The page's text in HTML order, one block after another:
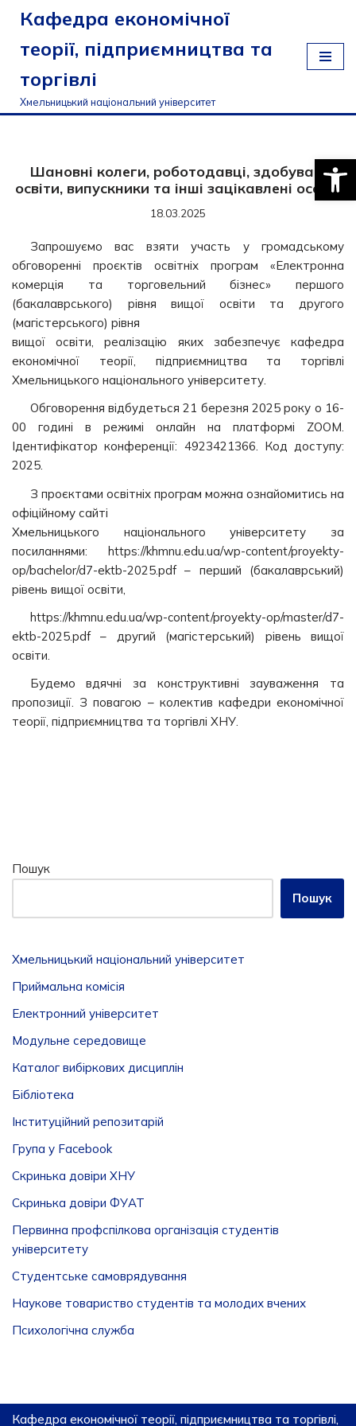
Перейти
вмісту
Кафедра економічної
теорії, підприємництва та
торгівлі
Хмельницький національний університет
Шановні колеги, роботодавці, здобувачі
освіти, випускники та інші зацікавлені особи!
18.03.2025
Запрошуємо вас взяти участь у громадському
обговоренні проєктів освітніх програм «Електронна
комерція та торговельний бізнес» першого
(бакалаврського) рівня вищої освіти та другого
(магістерського) рівня
вищої освіти, реалізацію яких забезпечує кафедра
економічної теорії, підприємництва та торгівлі
Хмельницького національного університету.
Обговорення відбудеться 21 березня 2025 року о 16-
00 годині в режимі онлайн на платформі ZOOM.
Ідентифікатор конференції: 4923421366. Код доступу:
2025.
З проєктами освітніх програм можна ознайомитись на
офіційному сайті
Хмельницького національного університету за
посиланнями: https://khmnu.edu.ua/wp-content/proyekty-
op/bachelor/d7-ektb-2025.pdf – перший (бакалаврський)
рівень вищої освіти,
https://khmnu.edu.ua/wp-content/proyekty-op/master/d7-
ektb-2025.pdf – другий (магістерський) рівень вищої
освіти.
Будемо вдячні за конструктивні зауваження та
пропозиції. З повагою – колектив кафедри економічної
теорії, підприємництва та торгівлі ХНУ.
Пошук
Пошук
Хмельницький національний університет
Приймальна комісія
Електронний університет
Модульне середовище
Каталог вибіркових дисциплін
Бібліотека
Інституційний репозитарій
Група у Facebook
Скринька довіри ХНУ
Скринька довіри ФУАТ
Первинна профспілкова організація студентів
університету
Студентське самоврядування
Наукове товариство студентів та молодих вчених
Психологічна служба
Кафедра економічної теорії, підприємництва та торгівлі,